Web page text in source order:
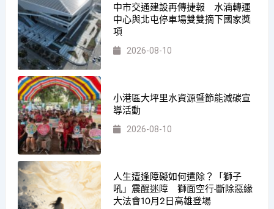
中市交通建設再傳捷報 水湳轉運
中心與北屯停車場雙雙摘下國家獎
項
2026-08-10
小港區大坪里水資源暨節能減碳宣
導活動
2026-08-10
人生遭逢障礙如何遣除？「獅子
吼」震醒迷障 獅面空行-斷除惡緣
大法會10月2日高雄登場